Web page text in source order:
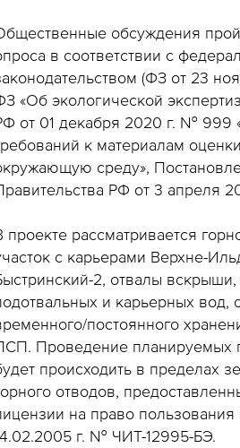
обсуждения
в соответствии с
(ФЗ от 23
«Об экологической
от 01 декабря 2020 г. № 999
к материалам
среду»,
РФ от 3 апреля
проекте рассматривается
с карьерами Верхне-
2, отвалы
и карьерных вод,
постоянного
Проведение планируемых
происходить в пределах
отводов,
на право
г. № ЧИТ-12995-БЭ.